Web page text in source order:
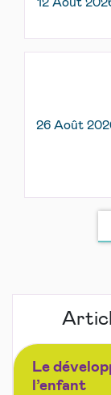
26 Août
Le
l’enfant